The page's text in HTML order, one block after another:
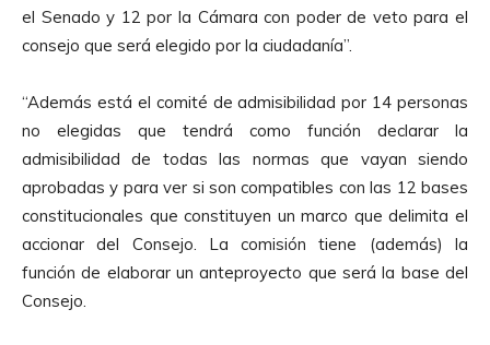
el Senado y 12 por la Cámara con poder de veto para el
consejo que será elegido por la ciudadanía”.
“Además está el comité de admisibilidad por 14 personas
no elegidas que tendrá como función declarar la
admisibilidad de todas las normas que vayan siendo
aprobadas y para ver si son compatibles con las 12 bases
constitucionales que constituyen un marco que delimita el
accionar del Consejo. La comisión tiene (además) la
función de elaborar un anteproyecto que será la base del
Consejo.